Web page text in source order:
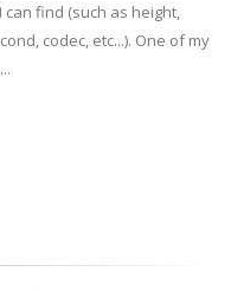
find (such as height,
codec, etc...). One of my